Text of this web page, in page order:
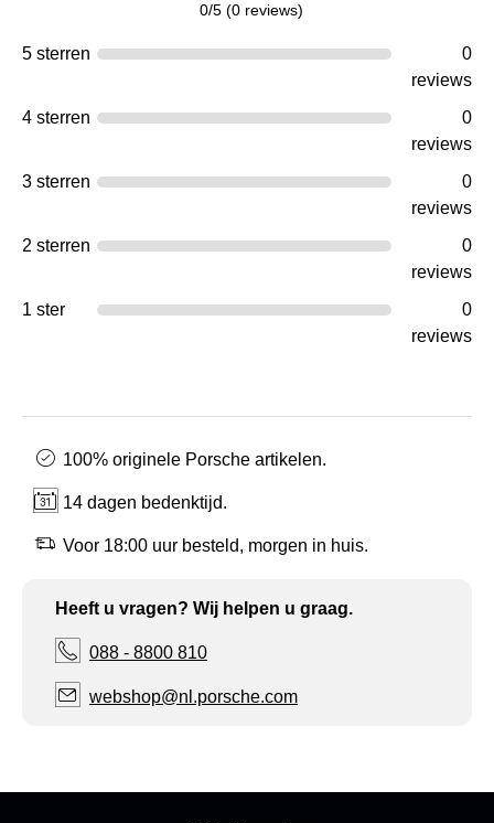
0/5 (0 reviews)
5 sterren
0
reviews
4 sterren
0
reviews
3 sterren
0
reviews
2 sterren
0
reviews
1 ster
0
reviews
100% originele Porsche artikelen.
14 dagen bedenktijd.
Voor 18:00 uur besteld, morgen in huis.
Heeft u vragen? Wij helpen u graag.
088 - 8800 810
webshop@nl.porsche.com